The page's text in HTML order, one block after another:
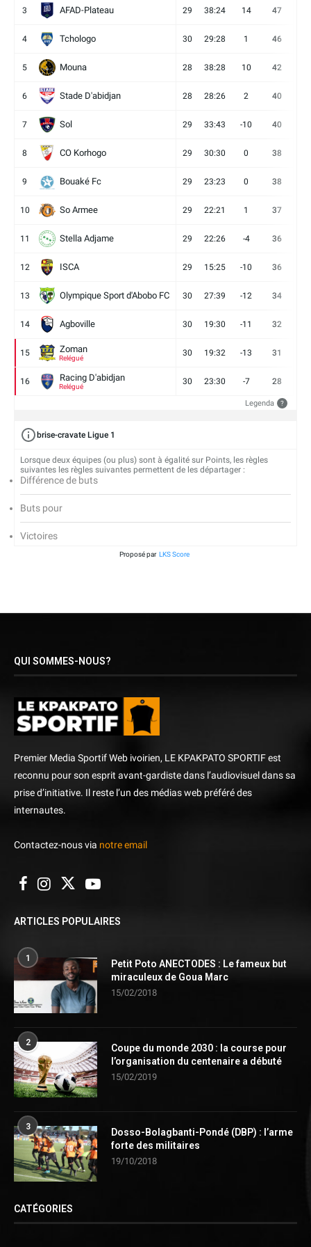
3 AFAD-Plateau 29 38:24 14 47
4 Tchologo 30 29:28 1 46
5 Mouna 28 38:28 10 42
6 Stade D'abidjan 28 28:26 2 40
7 Sol 29 33:43 -10 40
8 CO Korhogo 29 30:30 0 38
9 Bouaké Fc 29 23:23 0 38
10 So Armee 29 22:21 1 37
11 Stella Adjame 29 22:26 -4 36
12 ISCA 29 15:25 -10 36
13 Olympique Sport d'Abobo FC 30 27:39 -12 34
14 Agboville 30 19:30 -11 32
15 Zoman
Relégué
30 19:32 -13 31
16 Racing D'abidjan
Relégué
30 23:30 -7 28
Legenda ?
brise-cravate Ligue 1
Lorsque deux équipes (ou plus) sont à égalité sur Points, les règles
suivantes les règles suivantes permettent de les départager :
Différence de buts
Buts pour
Victoires
Proposé par LKS Score
QUI SOMMES-NOUS?
Premier Media Sportif Web ivoirien, LE KPAKPATO SPORTIF est
reconnu pour son esprit avant-gardiste dans l’audiovisuel dans sa
prise d’initiative. Il reste l’un des médias web préféré des
internautes.
Contactez-nous via notre email
ARTICLES POPULAIRES
1
Petit Poto ANECTODES : Le fameux but
miraculeux de Goua Marc
15/02/2018
2
Coupe du monde 2030 : la course pour
l’organisation du centenaire a débuté
15/02/2019
3
Dosso-Bolagbanti-Pondé (DBP) : l’arme
forte des militaires
19/10/2018
CATÉGORIES